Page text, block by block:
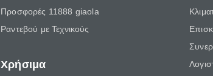
Προσφορές 11888 giaola
Ραντεβού με Τεχνικούς
Χρήσιμα